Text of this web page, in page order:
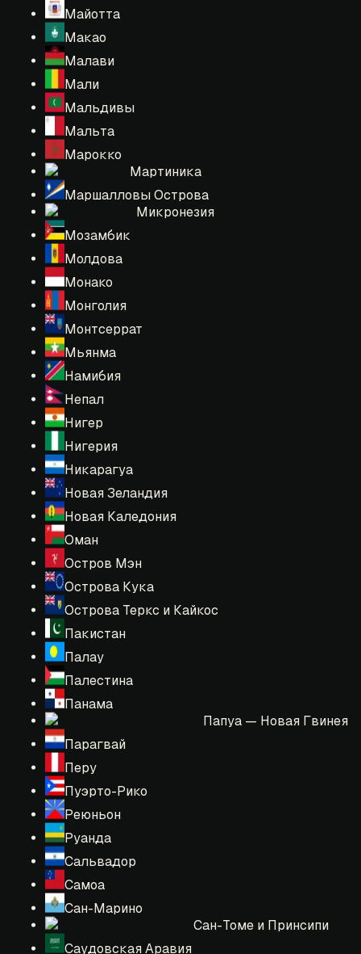
Майотта
Макао
Малави
Мали
Мальдивы
Мальта
Марокко
Мартиника
Маршалловы Острова
Микронезия
Мозамбик
Молдова
Монако
Монголия
Монтсеррат
Мьянма
Намибия
Непал
Нигер
Нигерия
Никарагуа
Новая Зеландия
Новая Каледония
Оман
Остров Мэн
Острова Кука
Острова Теркс и Кайкос
Пакистан
Палау
Палестина
Панама
Папуа — Новая Гвинея
Парагвай
Перу
Пуэрто-Рико
Реюньон
Руанда
Сальвадор
Самоа
Сан-Марино
Сан-Томе и Принсипи
Саудовская Аравия